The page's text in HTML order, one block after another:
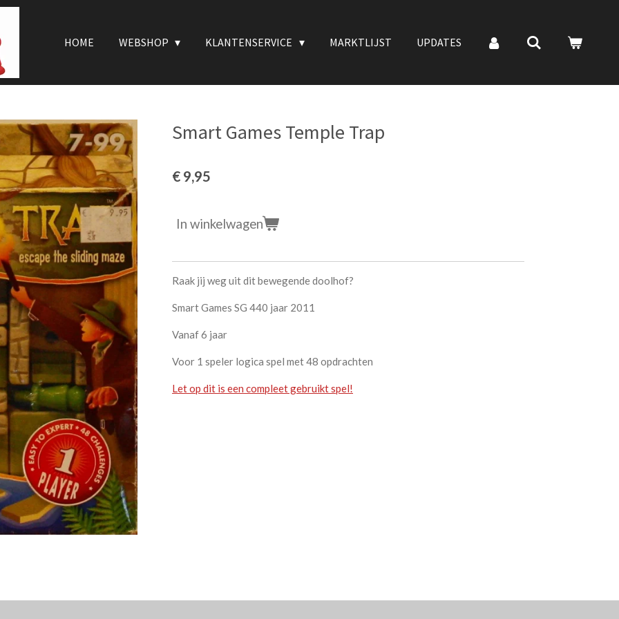
HOME WEBSHOP KLANTENSERVICE MARKTLIJST UPDATES
Smart Games Temple Trap
€ 9,95
In winkelwagen
Raak jij weg uit dit bewegende doolhof?
Smart Games SG 440 jaar 2011
Vanaf 6 jaar
Voor 1 speler logica spel met 48 opdrachten
Let op dit is een compleet gebruikt spel!